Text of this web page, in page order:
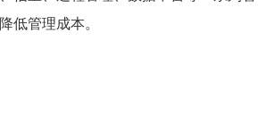
低管理成本。